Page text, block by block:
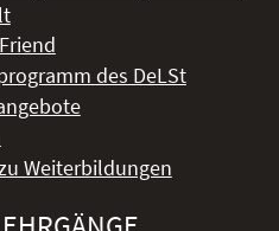
des DeLSt
Weiterbildungen